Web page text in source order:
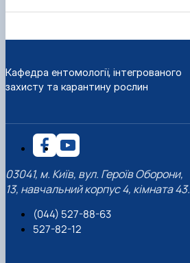
Кафедра ентомології, інтегрованого
захисту та карантину рослин
03041, м. Київ, вул. Героїв Оборони,
13, навчальний корпус 4, кімната 43.
(044) 527-88-63
527-82-12